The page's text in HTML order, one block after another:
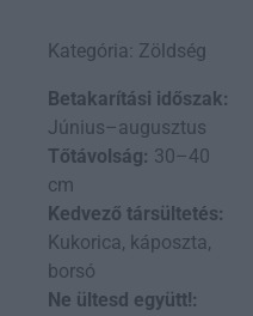
Kategória: Zöldség
Betakarítási időszak:
Június–augusztus
Tőtávolság: 30–40
cm
Kedvező társültetés:
Kukorica, káposzta,
borsó
Ne ültesd együtt!: